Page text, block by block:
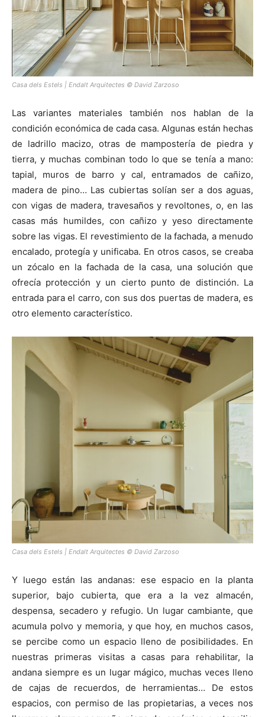
Casa dels Estels | Endalt Arquitectes © David Zarzoso
Las variantes materiales también nos hablan de la
condición económica de cada casa. Algunas están hechas
de ladrillo macizo, otras de mampostería de piedra y
tierra, y muchas combinan todo lo que se tenía a mano:
tapial, muros de barro y cal, entramados de cañizo,
madera de pino… Las cubiertas solían ser a dos aguas,
con vigas de madera, travesaños y revoltones, o, en las
casas más humildes, con cañizo y yeso directamente
sobre las vigas. El revestimiento de la fachada, a menudo
encalado, protegía y unificaba. En otros casos, se creaba
un zócalo en la fachada de la casa, una solución que
ofrecía protección y un cierto punto de distinción. La
entrada para el carro, con sus dos puertas de madera, es
otro elemento característico.
Casa dels Estels | Endalt Arquitectes © David Zarzoso
Y luego están las andanas: ese espacio en la planta
superior, bajo cubierta, que era a la vez almacén,
despensa, secadero y refugio. Un lugar cambiante, que
acumula polvo y memoria, y que hoy, en muchos casos,
se percibe como un espacio lleno de posibilidades. En
nuestras primeras visitas a casas para rehabilitar, la
andana siempre es un lugar mágico, muchas veces lleno
de cajas de recuerdos, de herramientas… De estos
espacios, con permiso de las propietarias, a veces nos